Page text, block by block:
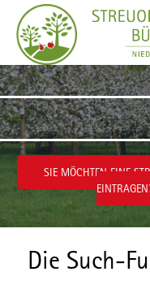
Zum Inhalt wechseln
SIE MÖCHTEN EINE
Die Such-